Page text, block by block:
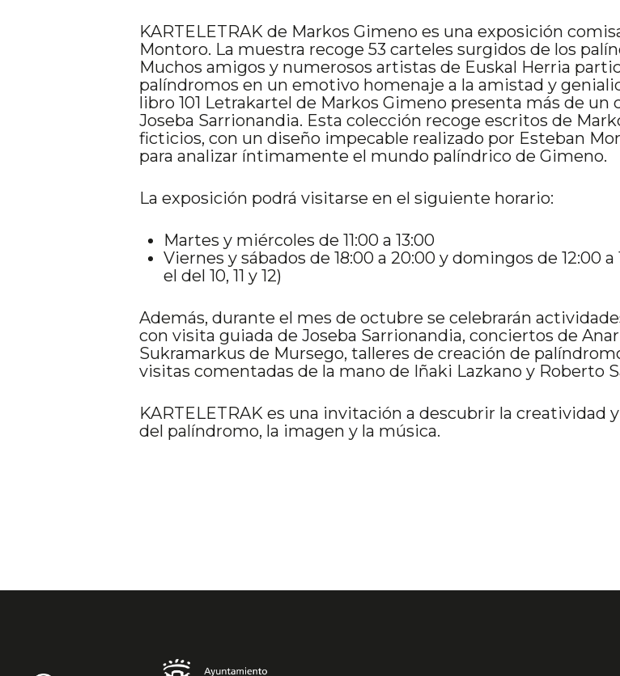
KARTELETRAK de Markos Gimeno es una exposición
Montoro. La muestra recoge 53 carteles surgidos de los
Muchos amigos y numerosos artistas de Euskal Herria
palíndromos en un emotivo homenaje a la amistad y
libro 101 Letrakartel de Markos Gimeno presenta más de
Joseba Sarrionandia. Esta colección recoge escritos de
ficticios, con un diseño impecable realizado por Esteban
para analizar íntimamente el mundo palíndrico de Gimeno.
La exposición podrá visitarse en el siguiente horario:
Martes y miércoles de 11:00 a 13:00
Viernes y sábados de 18:00 a 20:00 y domingos de 12:00
el del 10, 11 y 12)
Además, durante el mes de octubre se celebrarán
con visita guiada de Joseba Sarrionandia, conciertos de
Sukramarkus de Mursego, talleres de creación de
visitas comentadas de la mano de Iñaki Lazkano y Roberto
KARTELETRAK es una invitación a descubrir la creatividad
del palíndromo, la imagen y la música.